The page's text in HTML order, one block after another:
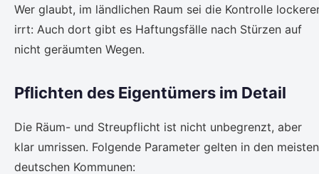
Wer glaubt, im ländlichen Raum sei die Kontrolle
irrt: Auch dort gibt es Haftungsfälle nach Stürzen auf
nicht geräumten Wegen.
Pflichten des Eigentümers im Detail
Die Räum- und Streupflicht ist nicht unbegrenzt, aber
klar umrissen. Folgende Parameter gelten in den meisten
deutschen Kommunen: